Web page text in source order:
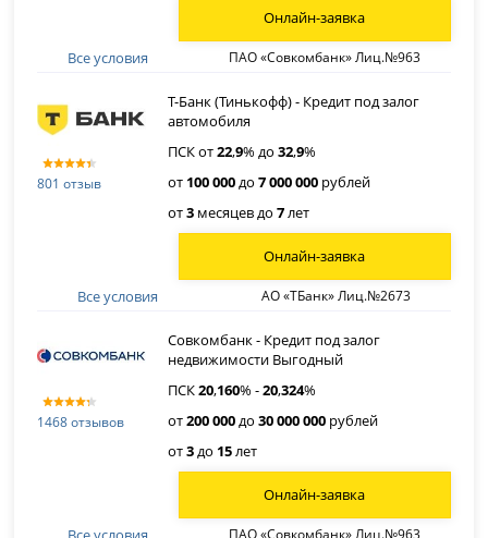
Все условия ПАО «Совкомбанк» Лиц.№963
Онлайн-заявка
801 отзыв
Т-Банк (Тинькофф) - Кредит под залог
автомобиля
ПСК от22,9% до32,9%
от 100 000до7 000 000 рублей
от3 месяцев до7лет
Все условия АО «ТБанк» Лиц.№2673
Онлайн-заявка
1468 отзывов
Совкомбанк - Кредит под залог
недвижимости Выгодный
ПСК20,160% -20,324%
от200 000до30 000 000 рублей
от3до 15лет
Онлайн-заявка